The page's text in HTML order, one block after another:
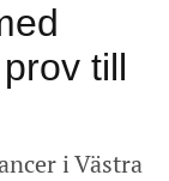
till
i Västra